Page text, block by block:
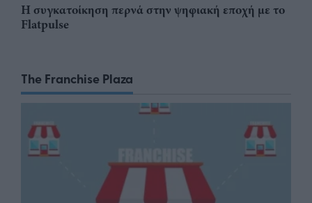
Η συγκατοίκηση περνά στην ψηφιακή εποχή με το
Flatpulse
The Franchise Plaza